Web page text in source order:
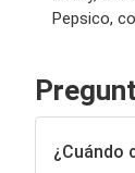
Pepsico,
¿Cuándo